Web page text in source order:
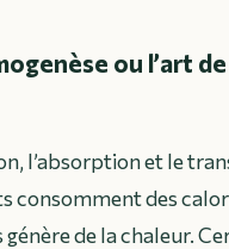
ou l’art
l’absorption et le
consomment des
génère de la chaleur.